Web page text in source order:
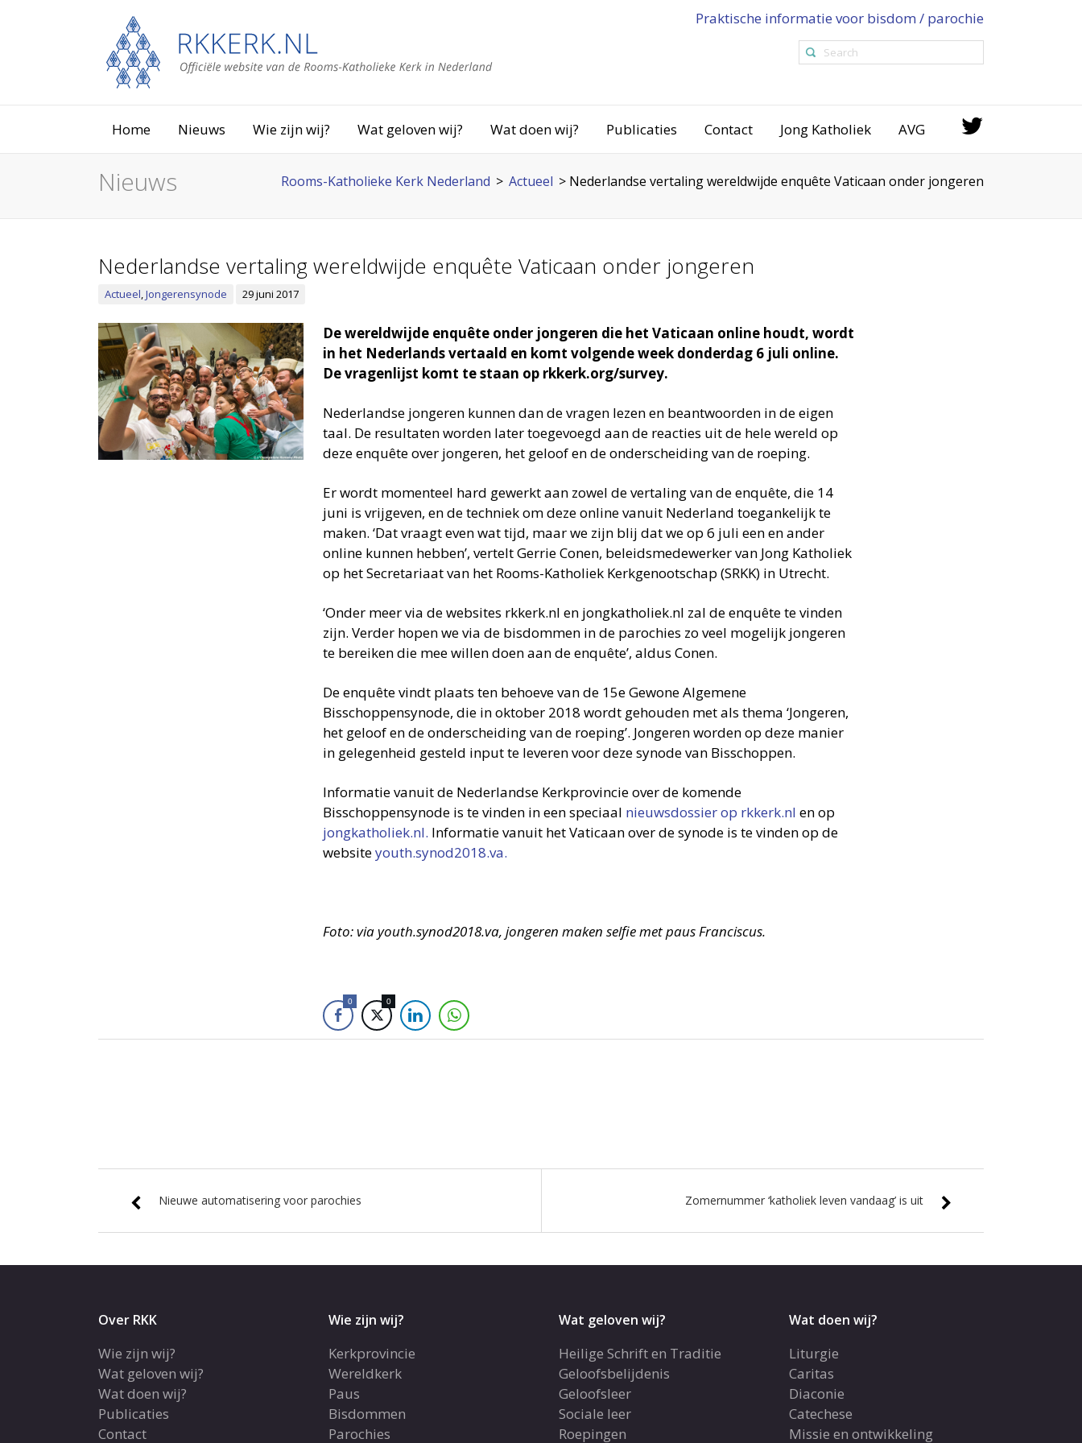
Praktische informatie voor bisdom / parochie
Home Nieuws Wie zijn wij? Wat geloven wij? Wat doen wij? Publicaties Contact Jong Katholiek AVG
Nieuws Rooms-Katholieke Kerk Nederland > Actueel > Nederlandse vertaling wereldwijde enquête Vaticaan onder jongeren
Nederlandse vertaling wereldwijde enquête Vaticaan onder jongeren
Actueel,Jongerensynode 29 juni 2017
De wereldwijde enquête onder jongeren die het Vaticaan online houdt, wordt
in het Nederlands vertaald en komt volgende week donderdag 6 juli online.
De vragenlijst komt te staan op rkkerk.org/survey.
Nederlandse jongeren kunnen dan de vragen lezen en beantwoorden in de eigen
taal. De resultaten worden later toegevoegd aan de reacties uit de hele wereld op
deze enquête over jongeren, het geloof en de onderscheiding van de roeping.
Er wordt momenteel hard gewerkt aan zowel de vertaling van de enquête, die 14
juni is vrijgeven, en de techniek om deze online vanuit Nederland toegankelijk te
maken. ‘Dat vraagt even wat tijd, maar we zijn blij dat we op 6 juli een en ander
online kunnen hebben’, vertelt Gerrie Conen, beleidsmedewerker van Jong Katholiek
op het Secretariaat van het Rooms-Katholiek Kerkgenootschap (SRKK) in Utrecht.
‘Onder meer via de websites rkkerk.nl en jongkatholiek.nl zal de enquête te vinden
zijn. Verder hopen we via de bisdommen in de parochies zo veel mogelijk jongeren
te bereiken die mee willen doen aan de enquête’, aldus Conen.
De enquête vindt plaats ten behoeve van de 15e Gewone Algemene
Bisschoppensynode, die in oktober 2018 wordt gehouden met als thema ‘Jongeren,
het geloof en de onderscheiding van de roeping’. Jongeren worden op deze manier
in gelegenheid gesteld input te leveren voor deze synode van Bisschoppen.
Informatie vanuit de Nederlandse Kerkprovincie over de komende
Bisschoppensynode is te vinden in een speciaal nieuwsdossier op rkkerk.nl en op
jongkatholiek.nl. Informatie vanuit het Vaticaan over de synode is te vinden op de
websiteyouth.synod2018.va.
Foto: via youth.synod2018.va, jongeren maken selfie met paus Franciscus.
0 0
Nieuwe automatisering voor parochies Zomernummer ‘katholiek leven vandaag’ is uit
Over RKK
Wie zijn wij?
Wat geloven wij?
Wat doen wij?
Publicaties
Contact
Wie zijn wij?
Kerkprovincie
Wereldkerk
Paus
Bisdommen
Parochies
Wat geloven wij?
Heilige Schrift en Traditie
Geloofsbelijdenis
Geloofsleer
Sociale leer
Roepingen
Wat doen wij?
Liturgie
Caritas
Diaconie
Catechese
Missie en ontwikkeling